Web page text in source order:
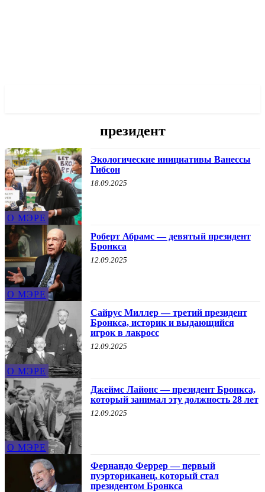
президент
О МЭРЕ
Экологические инициативы Ванессы
Гибсон
18.09.2025
О МЭРЕ
Роберт Абрамс — девятый президент
Бронкса
12.09.2025
О МЭРЕ
Сайрус Миллер — третий президент
Бронкса, историк и выдающийся
игрок в лакросс
12.09.2025
О МЭРЕ
Джеймс Лайонс — президент Бронкса,
который занимал эту должность 28 лет
12.09.2025
Фернандо Феррер — первый
пуэрториканец, который стал
президентом Бронкса